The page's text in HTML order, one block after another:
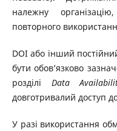
належну
повторного
DOI або інший
бути обов’язково
розділі Data
довготривалий доступ
У разі використання